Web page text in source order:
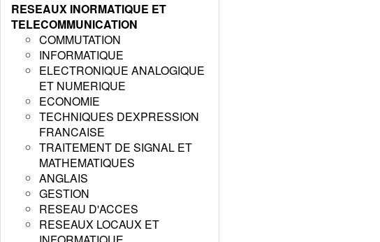
RESEAUX INORMATIQUE ET
TELECOMMUNICATION
COMMUTATION
INFORMATIQUE
ELECTRONIQUE ANALOGIQUE
ET NUMERIQUE
ECONOMIE
TECHNIQUES DEXPRESSION
FRANCAISE
TRAITEMENT DE SIGNAL ET
MATHEMATIQUES
ANGLAIS
GESTION
RESEAU D'ACCES
RESEAUX LOCAUX ET